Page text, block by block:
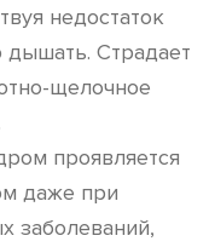
недостаток
дышать. Страдает
щелочное
проявляется
даже при
заболеваний,